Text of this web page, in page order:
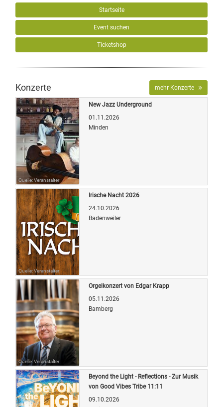
Startseite
Event suchen
Ticketshop
Konzerte mehr Konzerte
Quelle: Veranstalter
New Jazz Underground
01.11.2026
Minden
Quelle: Veranstalter
Irische Nacht 2026
24.10.2026
Badenweiler
Quelle: Veranstalter
Orgelkonzert von Edgar Krapp
05.11.2026
Bamberg
Beyond the Light - Reflections - Zur Musik
von Good Vibes Tribe 11:11
09.10.2026